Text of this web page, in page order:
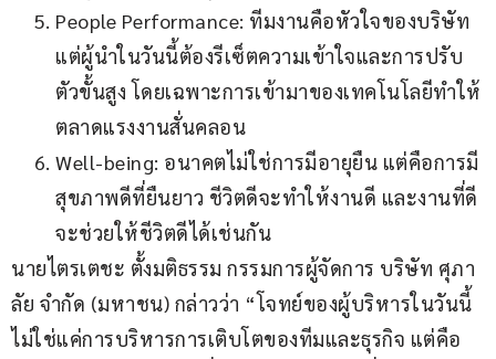
People Performance: ทีมงานคือหัวใจของบริษัท
แต่ผู้นำในวันนี้ต้องรีเซ็ตความเข้าใจและการปรับ
ตัวขั้นสูง โดยเฉพาะการเข้ามาของเทคโนโลยีทำให้
ตลาดแรงงานสั่นคลอน
Well-being: อนาคตไม่ใช่การมีอายุยืน แต่คือการมี
สุขภาพดีที่ยืนยาว ชีวิตดีจะทำให้งานดี และงานที่ดี
จะช่วยให้ชีวิตดีได้เช่นกัน
นายไตรเตชะ ตั้งมติธรรม กรรมการผู้จัดการ บริษัท ศุภา
ลัย จำกัด (มหาชน) กล่าวว่า “โจทย์ของผู้บริหารในวันนี้
ไม่ใช่แค่การบริหารการเติบโตของทีมและธุรกิจ แต่คือ